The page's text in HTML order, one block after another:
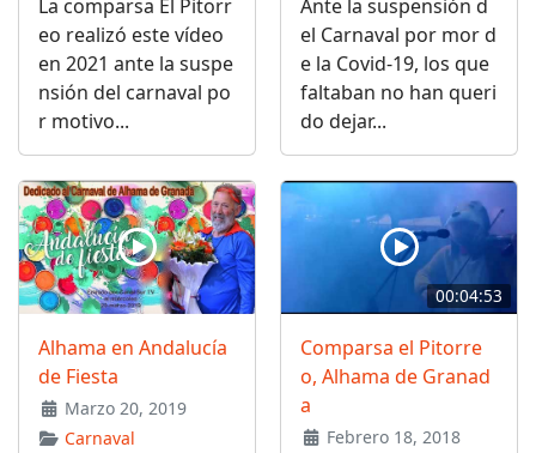
La comparsa El Pitorr
eo realizó este vídeo
en 2021 ante la suspe
nsión del carnaval po
r motivo...
Ante la suspensión d
el Carnaval por mor d
e la Covid-19, los que
faltaban no han queri
do dejar...
Alhama en Andalucía
de Fiesta
Marzo 20, 2019
Carnaval
00:04:53
Comparsa el Pitorre
o, Alhama de Granad
a
Febrero 18, 2018